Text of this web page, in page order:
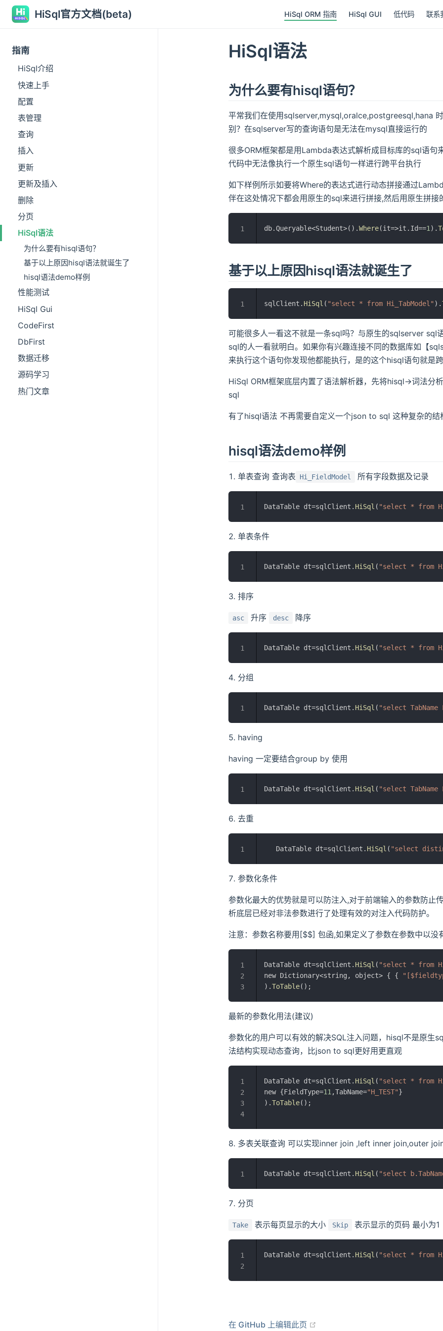
HiSql官方文档(beta) HiSql ORM 指南 HiSql GUI 低代码 联系
指南
HiSql介绍
快速上手
配置
表管理
查询
插入
更新
更新及插入
删除
分页
HiSql语法
为什么要有hisql语句？
基于以上原因hisql语法就诞生了
hisql语法demo样例
性能测试
HiSql Gui
CodeFirst
DbFirst
数据迁移
源码学习
热门文章
HiSql语法
为什么要有hisql语句？
平常我们在使用sqlserver,mysql,oralce,postgreesql,hana
别？在sqlserver写的查询语句是无法在mysql直接运行的
很多ORM框架都是用Lambda表达式解析成目标库的sql语句
代码中无法像执行一个原生sql语句一样进行跨平台执行
如下样例所示如要将Where的表达式进行动态拼接通过
伴在这处情况下都会用原生的sql来进行拼接,然后用原生拼接
db.Queryable<Student>().Where(it=>it.Id==1).
1
基于以上原因hisql语法就诞生了
sqlClient. HiSql ( "select * from Hi_TabModel" ).
1
可能很多人一看这不就是一条sql吗？与原生的sqlserver sql
sql的人一看就明白。如果你有兴趣连接不同的数据库如【
来执行这个语句你发现他都能执行，是的这个hisql语句就是跨
HiSql ORM框架底层内置了语法解析器，先将hisql->词法分
sql
有了hisql语法 不再需要自定义一个json to sql 这种复杂的结
hisql语法demo样例
单表查询 查询表 Hi_FieldModel 所有字段数据及记录
DataTable dt=sqlClient. HiSql ( "select * from
1
单表条件
DataTable dt=sqlClient. HiSql ( "select * from
1
排序
asc 升序 desc 降序
DataTable dt=sqlClient. HiSql ( "select * from
1
分组
DataTable dt=sqlClient. HiSql ( "select
1
having
having 一定要结合group by 使用
DataTable dt=sqlClient. HiSql ( "select
1
去重
   DataTable dt=sqlClient.
HiSql ( "select
1
参数化条件
参数化最大的优势就是可以防注入,对于前端输入的参数防止
析底层已经对非法参数进行了处理有效的对注入代码防护。
注意：参数名称要用[$$] 包函,如果定义了参数在参数中以没
DataTable dt=sqlClient. HiSql ( "select * from
new Dictionary<string, object> { {
).ToTable();
1
2
3
最新的参数化用法(建议)
参数化的用户可以有效的解决SQL注入问题，hisql不是原生
法结构实现动态查询，比json to sql更好用更直观
DataTable dt=sqlClient. HiSql ( "select * from
new {FieldType=11 ,TabName="H_TEST"}
).ToTable();
1
2
3
4
多表关联查询 可以实现inner join ,left inner join,outer
DataTable dt=sqlClient. HiSql ( "select
1
分页
Take 表示每页显示的大小 Skip 表示显示的页码 最小为1
DataTable dt=sqlClient. HiSql ( "select * from
1
2
在 GitHub 上编辑此页